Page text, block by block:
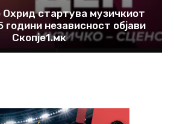
Охрид стартува музичкиот
години независност објави
Скопје1.мк